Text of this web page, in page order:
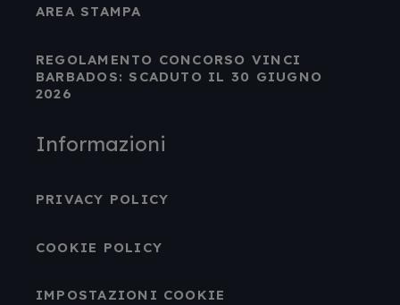
AREA STAMPA
REGOLAMENTO CONCORSO VINCI
BARBADOS: SCADUTO IL 30 GIUGNO
2026
Informazioni
PRIVACY POLICY
COOKIE POLICY
IMPOSTAZIONI COOKIE